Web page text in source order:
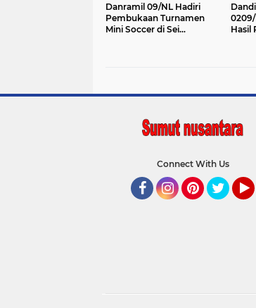
Danramil 09/NL Hadiri
Pembukaan Turnamen
Mini Soccer di Sei
Hasil
Connect With Us